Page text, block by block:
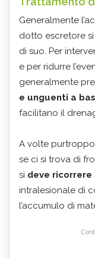
Generalmente
dotto escretore
di suo. Per
e per ridurre
generalmente
e unguenti a
facilitano il
A volte
se ci si trova di
si deve ricorrere
intralesionale di
l’accumulo di